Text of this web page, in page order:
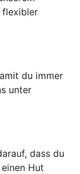
flexibler
du immer
unter
dass du
Hut